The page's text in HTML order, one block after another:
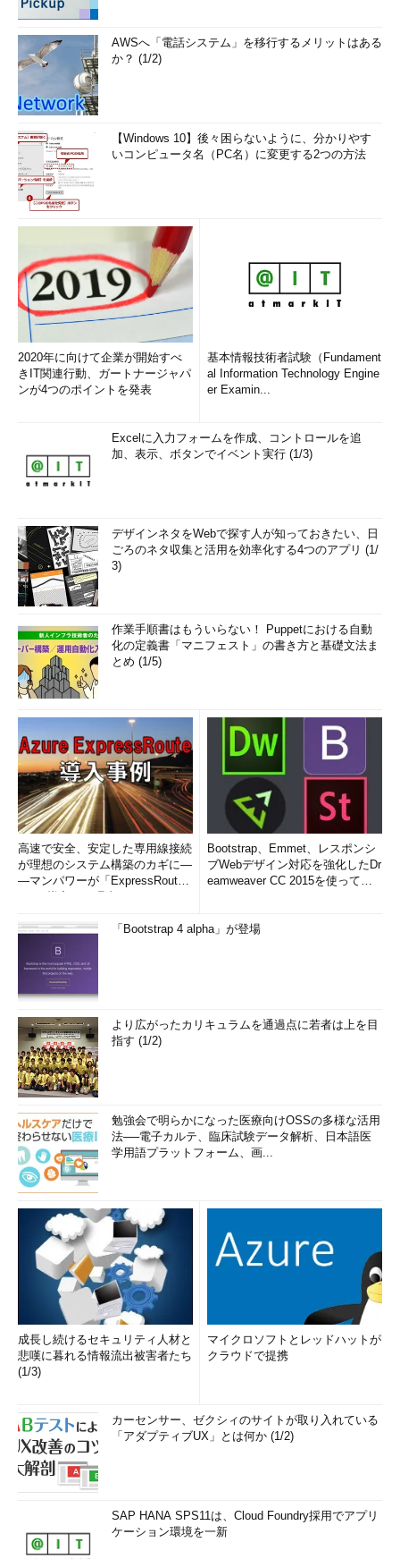
AWSへ「電話システム」を移行するメリットはある
か？ (1/2)
【Windows 10】後々困らないように、分かりやす
いコンピュータ名（PC名）に変更する2つの方法
2020年に向けて企業が開始すべ
きIT関連行動、ガートナージャパ
ンが4つのポイントを発表
基本情報技術者試験（Fundament
al Information Technology Engine
er Examin...
Excelに入力フォームを作成、コントロールを追
加、表示、ボタンでイベント実行 (1/3)
デザインネタをWebで探す人が知っておきたい、日
ごろのネタ収集と活用を効率化する4つのアプリ (1/
3)
作業手順書はもういらない！ Puppetにおける自動
化の定義書「マニフェスト」の書き方と基礎文法ま
とめ (1/5)
高速で安全、安定した専用線接続
が理想のシステム構築のカギに―
―マンパワーが「ExpressRout
Bootstrap、Emmet、レスポンシ
ブWebデザイン対応を強化したDr
eamweaver CC 2015を使って
「Bootstrap 4 alpha」が登場
より広がったカリキュラムを通過点に若者は上を目
指す (1/2)
勉強会で明らかになった医療向けOSSの多様な活用
法──電子カルテ、臨床試験データ解析、日本語医
学用語プラットフォーム、画...
成長し続けるセキュリティ人材と
悲嘆に暮れる情報流出被害者たち
(1/3)
マイクロソフトとレッドハットが
クラウドで提携
カーセンサー、ゼクシィのサイトが取り入れている
「アダプティブUX」とは何か (1/2)
SAP HANA SPS11は、Cloud Foundry採用でアプリ
ケーション環境を一新